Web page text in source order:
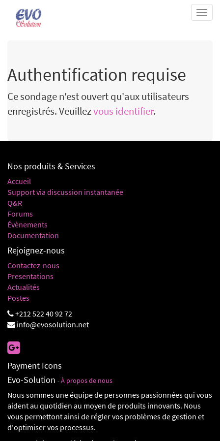
Authentification requise
Ce sondage n'est ouvert qu'aux utilisateurs
enregistrés. Veuillezvous identifier.
Nos produits & Services
Accueil
Support via discussion instantanée
Q&R
Forums
Évènements
Documentation
Rejoignez-nous
Contactez-nous
Presentations
Actualités
Postes
+212 522 40 92 72
info@evosolution.net
Payment Icons
Evo-Solution -À propos de nous
Nous sommes une équipe de personnes passionnées qui vous
aident au quotidien au moyen de produits innovants. Nous
vous permettont ainsi de régler vos problèmes de gestion et
d'optimiser vos processus.